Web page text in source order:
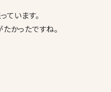
います。
かったですね。